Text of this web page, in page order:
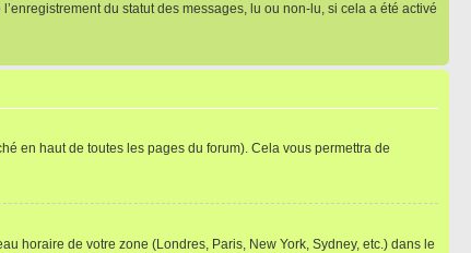
du statut des messages, lu ou non-lu, si cela a été activé
en haut de toutes les pages du forum). Cela vous permettra de
horaire de votre zone (Londres, Paris, New York, Sydney, etc.) dans le